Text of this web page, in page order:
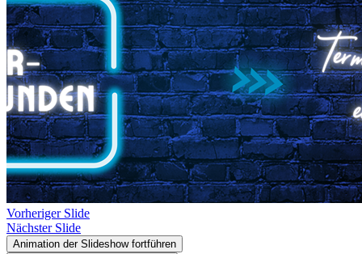
Vorheriger Slide
Nächster Slide
Animation der Slideshow fortführen